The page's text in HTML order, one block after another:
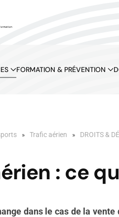
FORMATION & PRÉVENTION
Trafic aérien DROITS &
: ce
dans le cas de la